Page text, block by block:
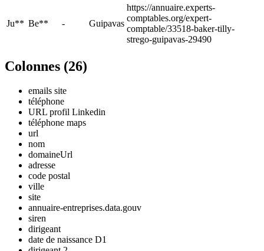
Ju** Be** - Guipavas
https://annuaire.experts-
comptables.org/expert-
comptable/33518-baker-tilly-
strego-guipavas-29490
Colonnes (26)
emails site
téléphone
URL profil Linkedin
téléphone maps
url
nom
domaineUrl
adresse
code postal
ville
site
annuaire-entreprises.data.gouv
siren
dirigeant
date de naissance D1